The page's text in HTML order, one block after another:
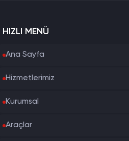
HIZLI MENÜ
Ana Sayfa
Hizmetlerimiz
Kurumsal
Araçlar